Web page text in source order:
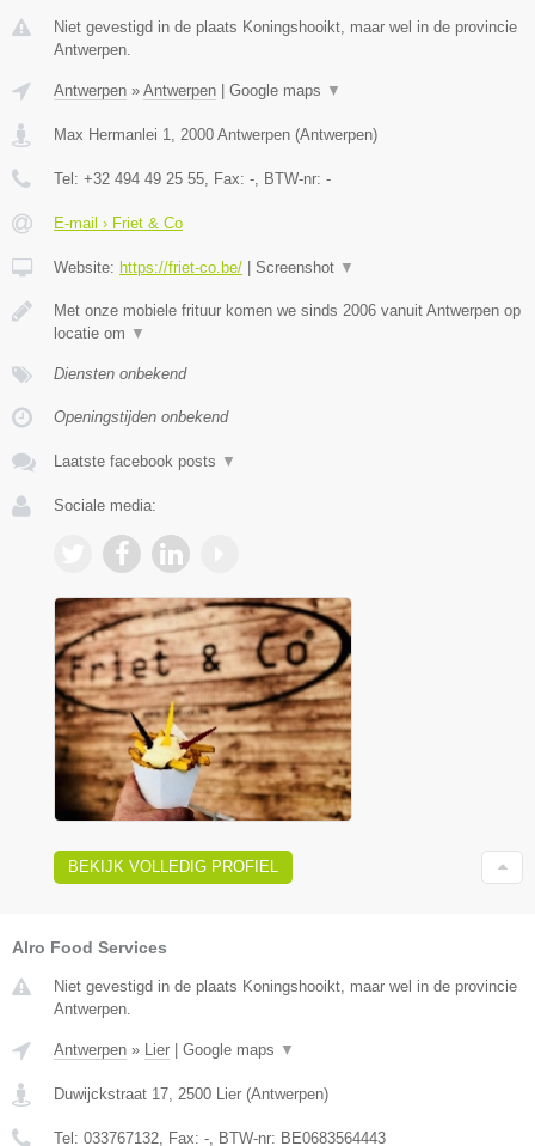
Niet gevestigd in de plaats Koningshooikt, maar wel in de provincie
Antwerpen.
Antwerpen » Antwerpen Google maps ▼
Max Hermanlei 1, 2000 Antwerpen (Antwerpen)
Tel: +32 494 49 25 55, Fax: -, BTW-nr: -
E-mail › Friet & Co
Website: https://friet-co.be/ Screenshot ▼
Met onze mobiele frituur komen we sinds 2006 vanuit Antwerpen op
locatie om ▼
Diensten onbekend
Openingstijden onbekend
Laatste facebook posts ▼
Sociale media:
BEKIJK VOLLEDIG PROFIEL
Alro Food Services
Niet gevestigd in de plaats Koningshooikt, maar wel in de provincie
Antwerpen.
Antwerpen » Lier Google maps ▼
Duwijckstraat 17 2500 Lier (Antwerpen)
Tel: 033767132 , Fax: - , BTW-nr: BE0683564443